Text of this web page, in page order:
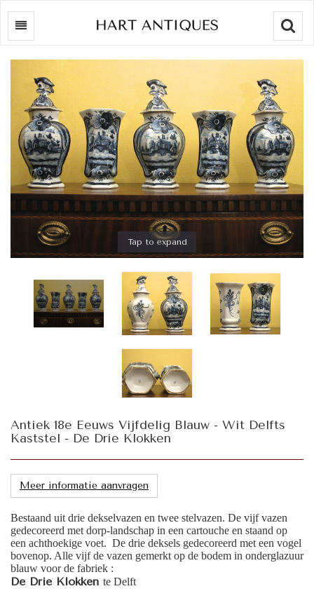
Tap to expand
Antiek 18e Eeuws Vijfdelig Blauw - Wit Delfts
Kaststel - De Drie Klokken
Meer informatie aanvragen
Bestaand uit drie dekselvazen en twee stelvazen. De vijf vazen
gedecoreerd met dorp-landschap in een cartouche en staand op
een achthoekige voet. De drie deksels gedecoreerd met een vogel
bovenop. Alle vijf de vazen gemerkt op de bodem in onderglazuur
blauw voor de fabriek :
De Drie Klokken te Delft